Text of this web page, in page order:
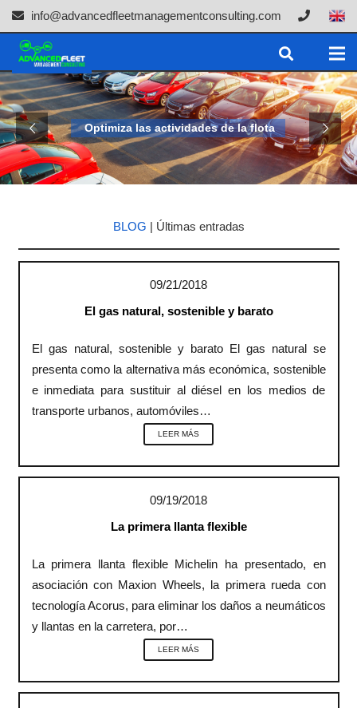
info@advancedfleetmanagementconsulting.com
Optimiza las actividades de la flota
BLOG | Últimas entradas
09/21/2018
El gas natural, sostenible y barato
El gas natural, sostenible y barato El gas natural se
presenta como la alternativa más económica, sostenible
e inmediata para sustituir al diésel en los medios de
transporte urbanos, automóviles…
LEER MÁS
09/19/2018
La primera llanta flexible
La primera llanta flexible Michelin ha presentado, en
asociación con Maxion Wheels, la primera rueda con
tecnología Acorus, para eliminar los daños a neumáticos
y llantas en la carretera, por…
LEER MÁS